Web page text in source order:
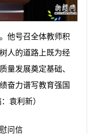
他号召全体教师积
人的道路上既为经
量发展奠定基础、
奋力谱写教育强国
袁利新）
问信